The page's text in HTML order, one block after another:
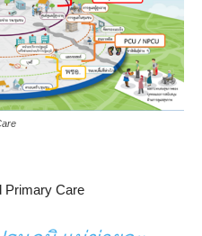
Primary Care